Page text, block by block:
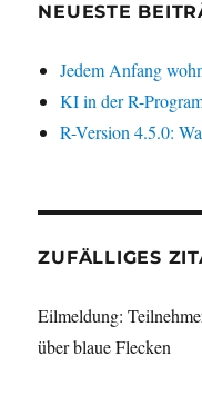
NEUESTE
Jedem Anfang
KI in der R-
R-Version 4.5.0:
ZUFÄLLIGES
Eilmeldung:
über blaue Flecken